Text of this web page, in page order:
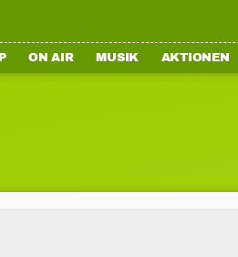
ON AIR MUSIK AKTIONEN